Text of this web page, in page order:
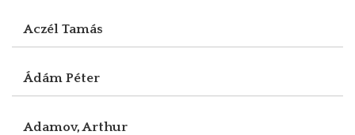
Aczél Tamás
Ádám Péter
Adamov, Arthur